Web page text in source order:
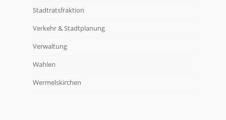
Stadtratsfraktion
Verkehr & Stadtplanung
Verwaltung
Wahlen
Wermelskirchen